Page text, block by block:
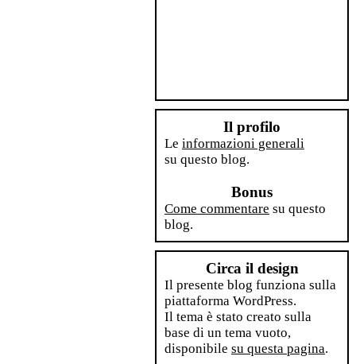
Il profilo
Le informazioni generali
su questo blog.
Bonus
Come commentare su questo
blog.
Circa il design
Il presente blog funziona sulla
piattaforma WordPress.
Il tema è stato creato sulla
base di un tema vuoto,
disponibile su questa pagina.